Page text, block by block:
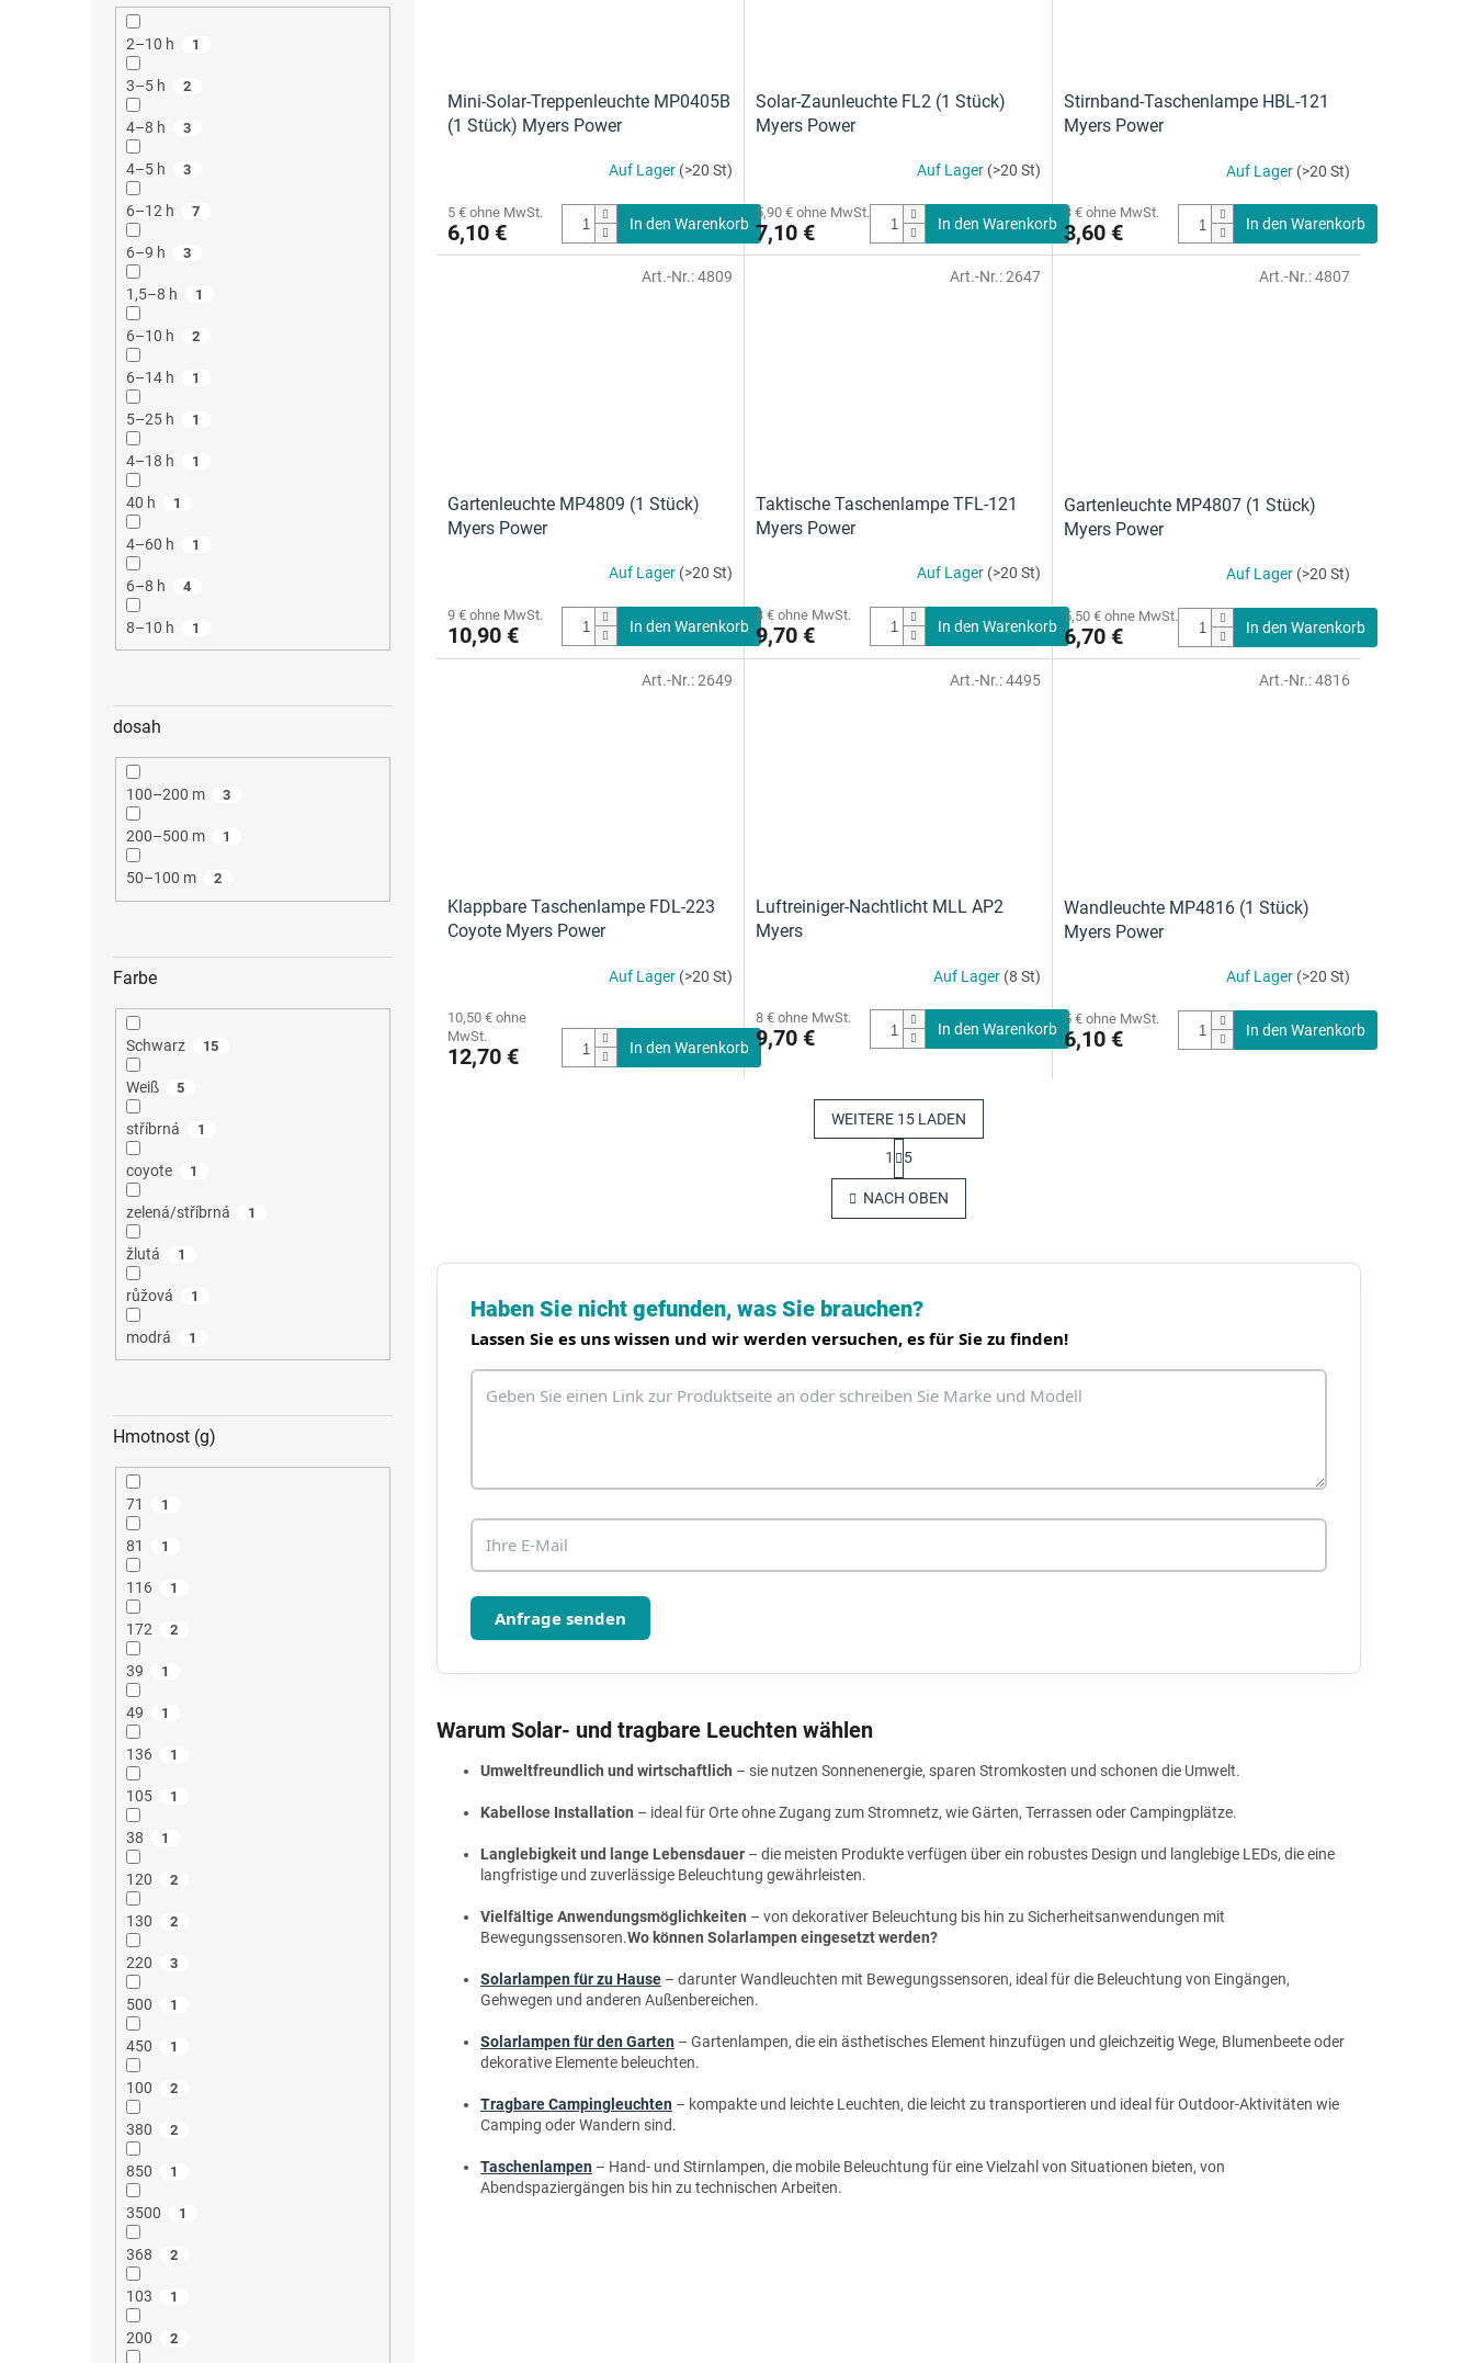
2–10 h 1
3–5 h 2
4–8 h 3
4–5 h 3
6–12 h 7
6–9 h 3
1,5–8 h 1
6–10 h 2
6–14 h 1
5–25 h 1
4–18 h 1
40 h 1
4–60 h 1
6–8 h 4
8–10 h 1
dosah
100–200 m 3
200–500 m 1
50–100 m 2
Farbe
Schwarz 15
Weiß 5
stříbrná 1
coyote 1
zelená/stříbrná 1
žlutá 1
růžová 1
modrá 1
Hmotnost (g)
71 1
81 1
116 1
172 2
39 1
49 1
136 1
105 1
38 1
120 2
130 2
220 3
500 1
450 1
100 2
380 2
850 1
3500 1
368 2
103 1
200 2
Mini-Solar-Treppenleuchte MP0405B
(1 Stück) Myers Power
Auf Lager (>20 St)
5 € ohne MwSt.
6,10 € In den Warenkorb
Solar-Zaunleuchte FL2 (1 Stück)
Myers Power
Auf Lager (>20 St)
5,90 € ohne MwSt.
7,10 € In den Warenkorb
Stirnband-Taschenlampe HBL-121
Myers Power
Auf Lager (>20 St)
3 € ohne MwSt.
3,60 € In den Warenkorb
Gartenleuchte MP4809 (1 Stück)
Myers Power
Auf Lager (>20 St)
9 € ohne MwSt.
10,90 € In den Warenkorb
Art.-Nr.:4809
Taktische Taschenlampe TFL-121
Myers Power
Auf Lager (>20 St)
8 € ohne MwSt.
9,70 € In den Warenkorb
Art.-Nr.:2647
Gartenleuchte MP4807 (1 Stück)
Myers Power
Auf Lager (>20 St)
5,50 € ohne MwSt.
6,70 € In den Warenkorb
Art.-Nr.:4807
Klappbare Taschenlampe FDL-223
Coyote Myers Power
Auf Lager (>20 St)
10,50 € ohne
MwSt.
12,70 € In den Warenkorb
Art.-Nr.:2649
Luftreiniger-Nachtlicht MLL AP2
Myers
Auf Lager (8 St)
8 € ohne MwSt.
9,70 € In den Warenkorb
Art.-Nr.:4495
Wandleuchte MP4816 (1 Stück)
Myers Power
Auf Lager (>20 St)
5 € ohne MwSt.
6,10 € In den Warenkorb
Art.-Nr.:4816
S
t
e
l
e
e
n
L
WEITERE 15 LADEN
P
a
g
i
n
e
n
1 5
NACH OBEN
Haben Sie nicht gefunden, was Sie brauchen?
Lassen Sie es uns wissen und wir werden versuchen, es für Sie zu finden!
Anfrage senden
Warum Solar- und tragbare Leuchten wählen
Umweltfreundlich und wirtschaftlich – sie nutzen Sonnenenergie, sparen Stromkosten und schonen die Umwelt.
Kabellose Installation – ideal für Orte ohne Zugang zum Stromnetz, wie Gärten, Terrassen oder Campingplätze.
Langlebigkeit und lange Lebensdauer – die meisten Produkte verfügen über ein robustes Design und langlebige LEDs, die eine
langfristige und zuverlässige Beleuchtung gewährleisten.
Vielfältige Anwendungsmöglichkeiten – von dekorativer Beleuchtung bis hin zu Sicherheitsanwendungen mit
Bewegungssensoren.Wo können Solarlampen eingesetzt werden?
Solarlampen für zu Hause – darunter Wandleuchten mit Bewegungssensoren, ideal für die Beleuchtung von Eingängen,
Gehwegen und anderen Außenbereichen.
Solarlampen für den Garten – Gartenlampen, die ein ästhetisches Element hinzufügen und gleichzeitig Wege, Blumenbeete oder
dekorative Elemente beleuchten.
Tragbare Campingleuchten – kompakte und leichte Leuchten, die leicht zu transportieren und ideal für Outdoor-Aktivitäten wie
Camping oder Wandern sind.
Taschenlampen – Hand- und Stirnlampen, die mobile Beleuchtung für eine Vielzahl von Situationen bieten, von
Abendspaziergängen bis hin zu technischen Arbeiten.